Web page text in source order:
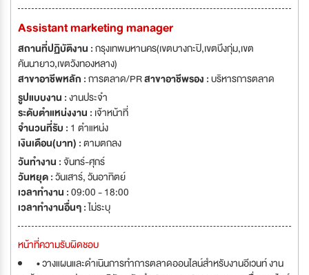
Assistant marketing manager
สถานที่ปฏิบัติงาน :กรุงเทพมหานคร(เขตบางกะปิ,เขตบึงกุ่ม,เขต
คันนายาว,เขตวังทองหลาง)
สาขาอาชีพหลัก :การตลาด/PRสาขาอาชีพรอง :บริหารการตลาด
รูปแบบงาน :งานประจำ
ระดับตำแหน่งงาน : เจ้าหน้าที่
จำนวนที่รับ : 1 ตำแหน่ง
เงินเดือน(บาท) :ตามตกลง
วันทำงาน :จันทร์-ศุกร์
วันหยุด :วันเสาร์,วันอาทิตย์
เวลาทำงาน :09:00 - 18:00
เวลาทำงานอื่นๆ :ไม่ระบุ
หน้าที่ความรับผิดชอบ
• วางแผนและดำเนินการทำการตลาดออนไลน์สำหรับงานอีเวนท์ งาน